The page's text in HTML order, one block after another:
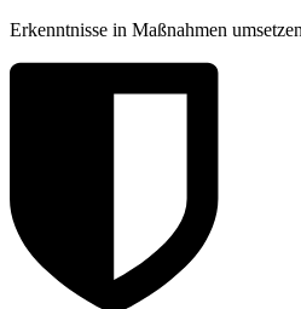
Erkenntnisse in Maßnahmen